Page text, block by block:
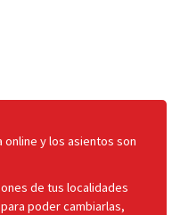
y los asientos son
de tus localidades
poder cambiarlas,